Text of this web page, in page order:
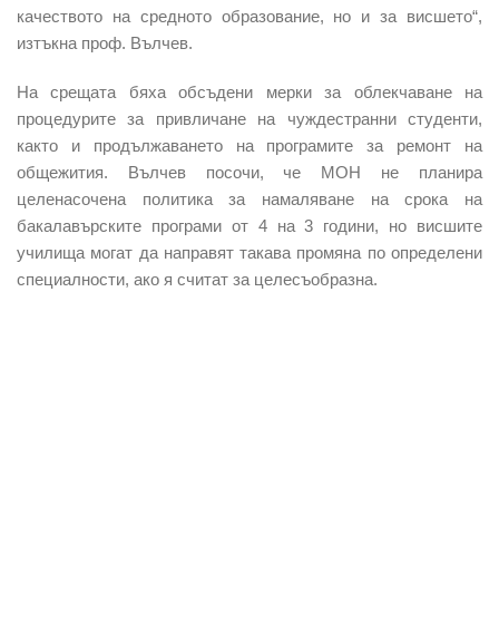
качеството на средното образование, но и за висшето“,
изтъкна проф. Вълчев.
На срещата бяха обсъдени мерки за облекчаване на
процедурите за привличане на чуждестранни студенти,
както и продължаването на програмите за ремонт на
общежития. Вълчев посочи, че МОН не планира
целенасочена политика за намаляване на срока на
бакалавърските програми от 4 на 3 години, но висшите
училища могат да направят такава промяна по определени
специалности, ако я считат за целесъобразна.